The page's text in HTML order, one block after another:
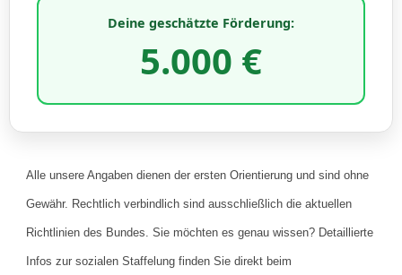
Deine geschätzte Förderung:
5.000 €
Alle unsere Angaben dienen der ersten Orientierung und sind ohne
Gewähr. Rechtlich verbindlich sind ausschließlich die aktuellen
Richtlinien des Bundes. Sie möchten es genau wissen? Detaillierte
Infos zur sozialen Staffelung finden Sie direkt beim